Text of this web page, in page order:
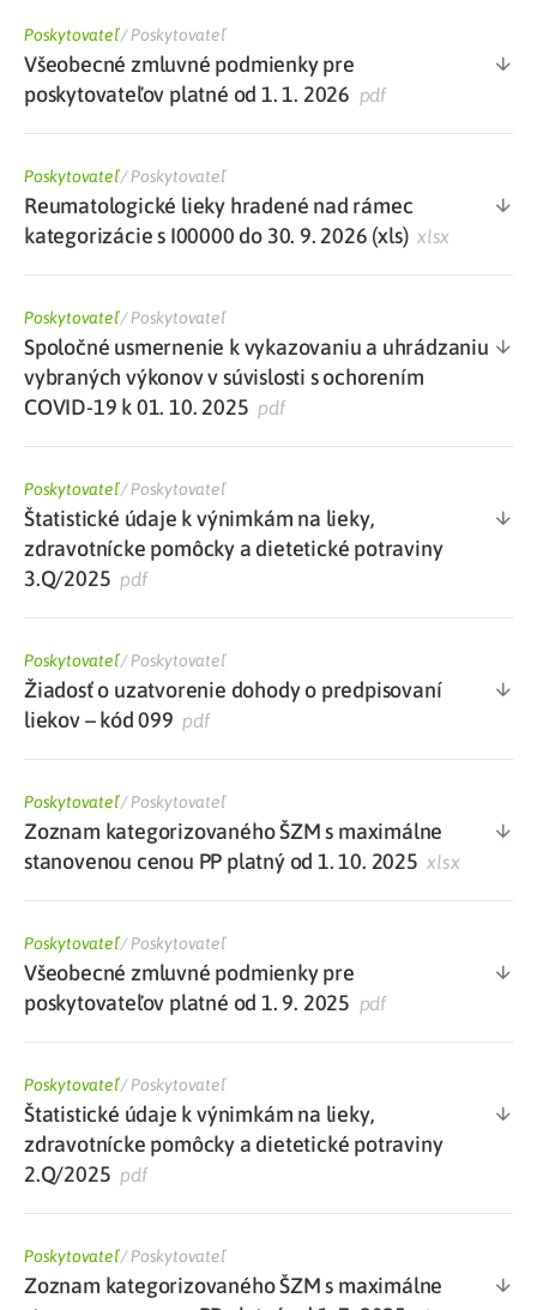
Poskytovateľ/Poskytovateľ
Všeobecné zmluvné podmienky pre
poskytovateľov platné od 1. 1. 2026 pdf
Poskytovateľ/Poskytovateľ
Reumatologické lieky hradené nad rámec
kategorizácie s I00000 do 30. 9. 2026 (xls)xlsx
Poskytovateľ/Poskytovateľ
Spoločné usmernenie k vykazovaniu a uhrádzaniu
vybraných výkonov v súvislosti s ochorením
COVID-19 k 01. 10. 2025 pdf
Poskytovateľ/Poskytovateľ
Štatistické údaje k výnimkám na lieky,
zdravotnícke pomôcky a dietetické potraviny
3.Q/2025 pdf
Poskytovateľ/Poskytovateľ
Žiadosť o uzatvorenie dohody o predpisovaní
liekov – kód 099 pdf
Poskytovateľ/Poskytovateľ
Zoznam kategorizovaného ŠZM s maximálne
stanovenou cenou PP platný od 1. 10. 2025 xlsx
Poskytovateľ/Poskytovateľ
Všeobecné zmluvné podmienky pre
poskytovateľov platné od 1. 9. 2025 pdf
Poskytovateľ/Poskytovateľ
Štatistické údaje k výnimkám na lieky,
zdravotnícke pomôcky a dietetické potraviny
2.Q/2025 pdf
Poskytovateľ/Poskytovateľ
Zoznam kategorizovaného ŠZM s maximálne